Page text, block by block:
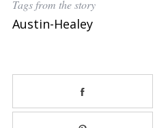
Tags from the story
Austin-Healey
S
e
o